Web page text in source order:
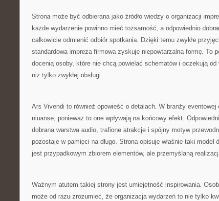
Strona może być odbierana jako źródło wiedzy o organizacji
każde wydarzenie powinno mieć tożsamość, a odpowiednio
całkowicie odmienić odbiór spotkania. Dzięki temu zwykłe
standardowa impreza firmowa zyskuje niepowtarzalną formę. To
docenią osoby, które nie chcą powielać schematów i oczekują
niż tylko zwykłej obsługi.
Ars Vivendi to również opowieść o detalach. W branży eventowej
niuanse, ponieważ to one wpływają na końcowy efekt.
dobrana warstwa audio, trafione atrakcje i spójny motyw
pozostaje w pamięci na długo. Strona opisuje właśnie taki model
jest przypadkowym zbiorem elementów, ale przemyślaną
Ważnym atutem takiej strony jest umiejętność inspirowania.
może od razu zrozumieć, że organizacja wydarzeń to nie tylko